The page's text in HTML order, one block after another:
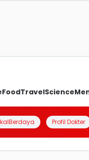
FoodTravelScience
Profil Dokter